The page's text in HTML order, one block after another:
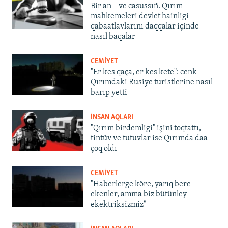
Bir an – ve casussıñ. Qırım
mahkemeleri devlet hainligi
qabaatlavlarını daqqalar içinde
nasıl baqalar
CEMİYET
"Er kes qaça, er kes kete": cenk
Qırımdaki Rusiye turistlerine nasıl
barıp yetti
İNSAN AQLARI
"Qırım birdemligi" işini toqtattı,
tintüv ve tutuvlar ise Qırımda daa
çoq oldı
CEMİYET
"Haberlerge köre, yarıq bere
ekenler, amma biz bütünley
ekektriksizmiz"